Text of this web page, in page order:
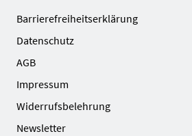
Barrierefreiheitserklärung
Datenschutz
AGB
Impressum
Widerrufsbelehrung
Newsletter